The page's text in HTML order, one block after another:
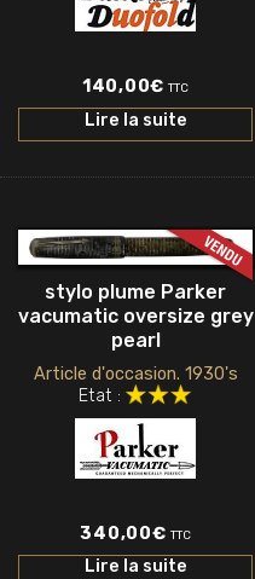
140,00€ TTC
Lire la suite
stylo plume Parker
vacumatic oversize grey
pearl
Article d'occasion. 1930's
Etat :
340,00€ TTC
Lire la suite